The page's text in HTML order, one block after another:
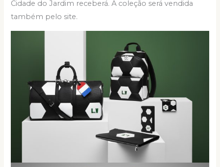
Cidade do Jardim receberá. A coleção será vendida
também pelo site.